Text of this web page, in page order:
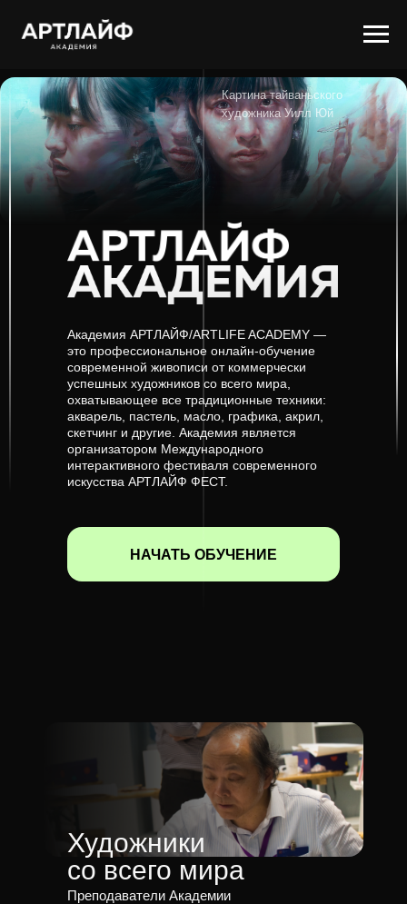
Академия АРТЛАЙФ/ARTLIFE ACADEMY —
это профессиональное онлайн-обучение
современной живописи от коммерчески
успешных художников со всего мира,
охватывающее все традиционные техники:
акварель, пастель, масло, графика, акрил,
скетчинг и другие. Академия является
организатором Международного
интерактивного фестиваля современного
искусства АРТЛАЙФ ФЕСТ.
НАЧАТЬ ОБУЧЕНИЕ
Картина тайваньского
художника Уилл Юй
Художники
со всего мира
Преподаватели Академии